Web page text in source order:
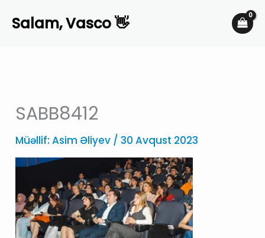
Salam, Vasco 👋
SABB8412
Müəllif:Asim Əliyev /30 Avqust 2023